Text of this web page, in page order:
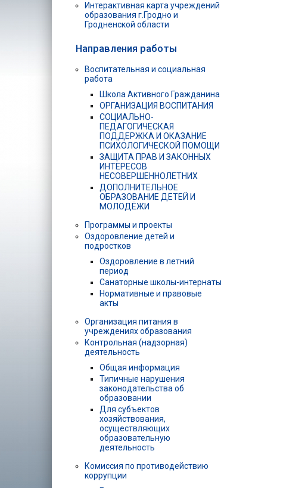
Интерактивная карта учреждений
образования г.Гродно и
Гродненской области
Направления работы
Воспитательная и социальная
работа
Школа Активного Гражданина
ОРГАНИЗАЦИЯ ВОСПИТАНИЯ
СОЦИАЛЬНО-
ПЕДАГОГИЧЕСКАЯ
ПОДДЕРЖКА И ОКАЗАНИЕ
ПСИХОЛОГИЧЕСКОЙ ПОМОЩИ
ЗАЩИТА ПРАВ И ЗАКОННЫХ
ИНТЕРЕСОВ
НЕСОВЕРШЕННОЛЕТНИХ
ДОПОЛНИТЕЛЬНОЕ
ОБРАЗОВАНИЕ ДЕТЕЙ И
МОЛОДЁЖИ
Программы и проекты
Оздоровление детей и
подростков
Оздоровление в летний
период
Санаторные школы-интернаты
Нормативные и правовые
акты
Организация питания в
учреждениях образования
Контрольная (надзорная)
деятельность
Общая информация
Типичные нарушения
законодательства об
образовании
Для субъектов
хозяйствования,
осуществляющих
образовательную
деятельность
Комиссия по противодействию
коррупции